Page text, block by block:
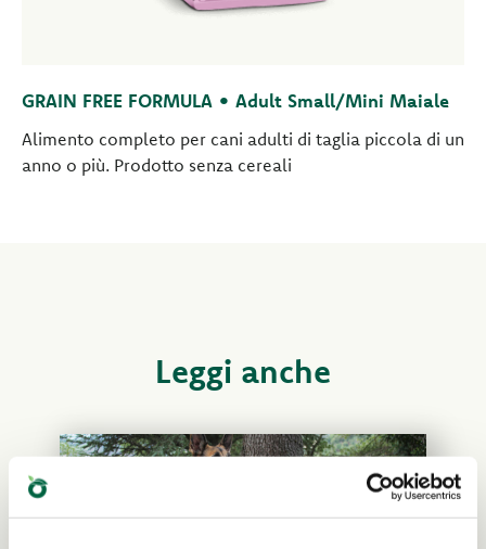
GRAIN FREE FORMULA • Adult Small/Mini Maiale
Alimento completo per cani adulti di taglia piccola di un
anno o più. Prodotto senza cereali
Leggi anche